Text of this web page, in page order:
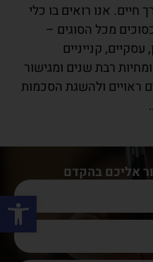
פתח
חיים. אנו רואים בו כלי
מכל הסוגים –
קנייניים
רבת שנים ומגישור
ראויים ולהשגת הסכמות
אליכם בהקדם